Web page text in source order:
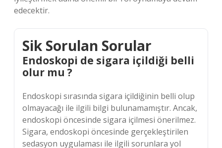
edecektir.
Sik Sorulan Sorular
Endoskopi de sigara içildiği belli
olur mu ?
Endoskopi sırasında sigara içildiğinin belli olup
olmayacağı ile ilgili bilgi bulunamamıştır. Ancak,
endoskopi öncesinde sigara içilmesi önerilmez.
Sigara, endoskopi öncesinde gerçekleştirilen
sedasyon uygulaması ile ilgili sorunlara yol